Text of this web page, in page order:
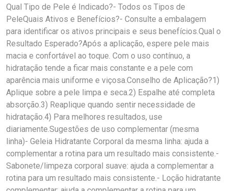
Qual Tipo de Pele é Indicado?- Todos os Tipos de
PeleQuais Ativos e Benefícios?- Consulte a embalagem
para identificar os ativos principais e seus benefícios.Qual o
Resultado Esperado?Após a aplicação, espere pele mais
macia e confortável ao toque. Com o uso contínuo, a
hidratação tende a ficar mais constante e a pele com
aparência mais uniforme e viçosa.Conselho de Aplicação?1)
Aplique sobre a pele limpa e seca.2) Espalhe até completa
absorção.3) Reaplique quando sentir necessidade de
hidratação.4) Para melhores resultados, use
diariamente.Sugestões de uso complementar (mesma
linha)- Geleia Hidratante Corporal da mesma linha: ajuda a
complementar a rotina para um resultado mais consistente.-
Sabonete/limpeza corporal suave: ajuda a complementar a
rotina para um resultado mais consistente.- Loção hidratante